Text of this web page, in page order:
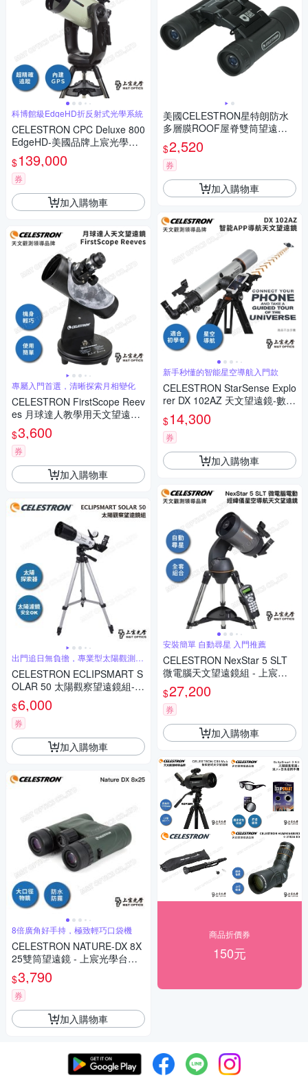
科博館級EdgeHD折反射式光學系統
CELESTRON CPC Deluxe 800
EdgeHD-美國品牌上宸光學台
灣總代理
$139,000
券
加入購物車
專屬入門首選，清晰探索月相變化
CELESTRON FirstScope Reev
es 月球達人教學用天文望遠鏡
- 上宸光學台灣總代理
$3,600
券
加入購物車
出門追日無負擔，專業型太陽觀測工
具
CELESTRON ECLIPSMART S
OLAR 50 太陽觀察望遠鏡組-含
腳架+攜行包(上宸總代理公司
貨)
$6,000
券
加入購物車
8倍廣角好手持，極致輕巧口袋機
CELESTRON NATURE-DX 8X
25雙筒望遠鏡 - 上宸光學台灣
總代理
$3,790
券
加入購物車
美國CELESTRON星特朗防水
多層膜ROOF屋脊雙筒望遠鏡E
clipSmart Solar 10x25mm 712
37(適觀日蝕太陽黑子)美國平行
輸入
$2,520
券
加入購物車
新手秒懂的智能星空導航入門款
CELESTRON StarSense Explo
rer DX 102AZ 天文望遠鏡-數位
智能導航 (附手機APP即時解星
找星星)-台灣總代理保固
$14,300
券
加入購物車
安裝簡單 自動尋星 入門推薦
CELESTRON NexStar 5 SLT
微電腦天文望遠鏡組 - 上宸光
學台灣總代理
$27,200
券
加入購物車
商品折價券
150元